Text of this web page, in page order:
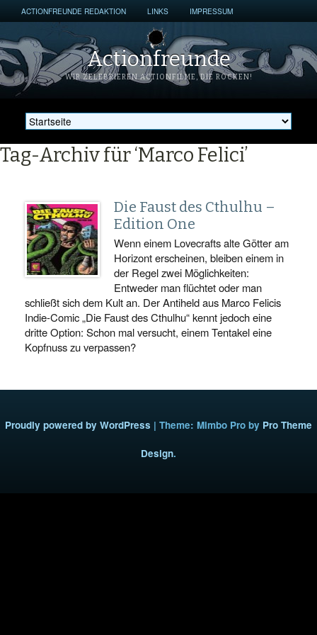
ACTIONFREUNDE REDAKTION LINKS IMPRESSUM
Actionfreunde
WIR ZELEBRIEREN ACTIONFILME, DIE ROCKEN!
Tag-Archiv für ‘Marco Felici’
Die Faust des Cthulhu –
Edition One
Wenn einem Lovecrafts alte Götter am
Horizont erscheinen, bleiben einem in
der Regel zwei Möglichkeiten:
Entweder man flüchtet oder man
schließt sich dem Kult an. Der Antiheld aus Marco Felicis
Indie-Comic „Die Faust des Cthulhu“ kennt jedoch eine
dritte Option: Schon mal versucht, einem Tentakel eine
Kopfnuss zu verpassen?
Proudly powered by WordPress | Theme: Mimbo Pro by Pro Theme
Design.